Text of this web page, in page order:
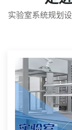
实验室系统规划